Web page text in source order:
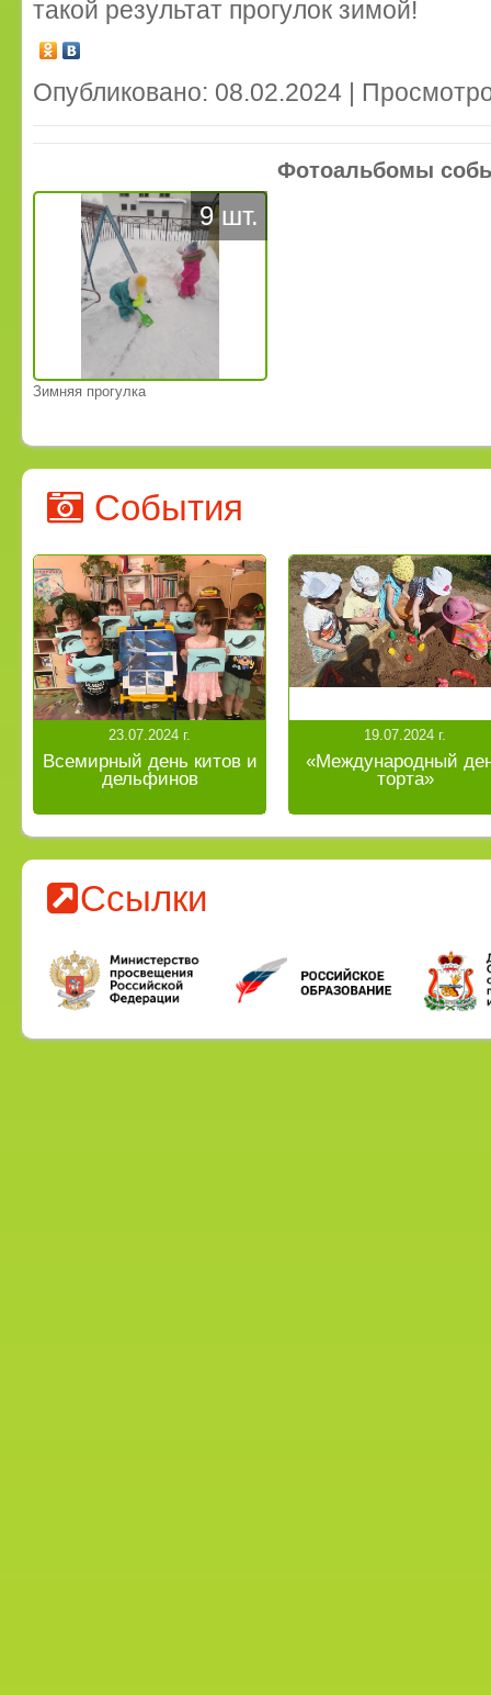
такой результат прогулок зимой!
Опубликовано: 08.02.2024 |
Фотоальбомы
9 шт.
Зимняя прогулка
События
23.07.2024 г.
Всемирный день китов и
дельфинов
19.07.2024 г.
«Международный
торта»
Ссылки